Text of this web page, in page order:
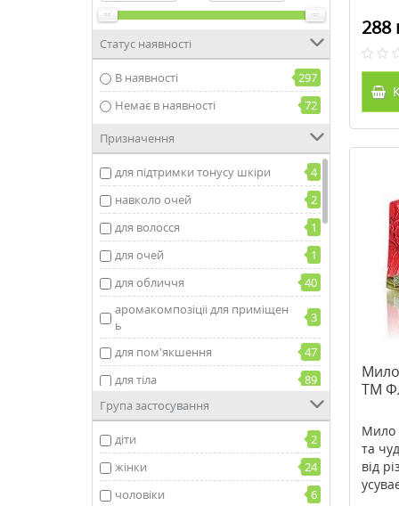
Статус наявності
В наявності
297
Немає в наявності
72
Призначення
для підтримки тонусу шкіри
4
навколо очей
2
для волосся
1
для очей
1
для обличчя
40
аромакомпозіціі для приміщен
ь
3
для пом'якшення
47
для тіла
89
для вмивання
1
денний догляд
6
для ліфтингу
1
нічний догляд
5
Група застосування
діти
2
жінки
24
чоловіки
6
288
Мило
TM
Мило
та
від